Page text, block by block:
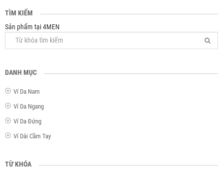
TÌM KIẾM
Sản phẩm tại 4MEN
DANH MỤC
Ví Da Nam
Ví Da Ngang
Ví Da Đứng
Ví Dài Cầm Tay
TỪ KHÓA